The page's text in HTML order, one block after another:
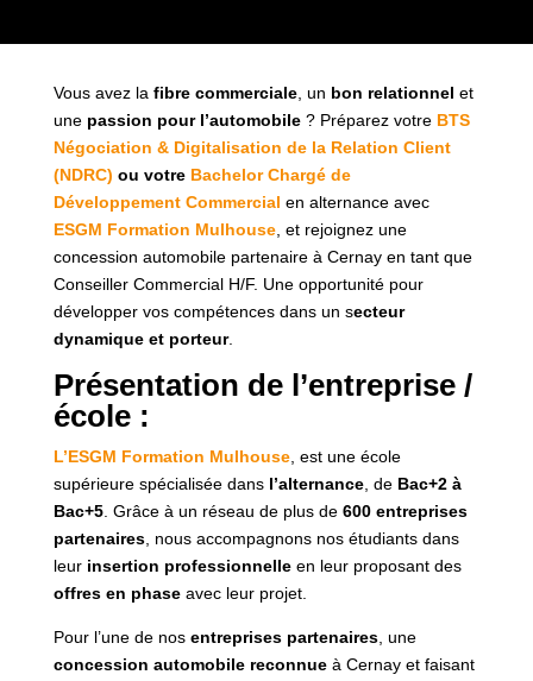
Vous avez la fibre commerciale, un bon relationnel et
une passion pour l’automobile ? Préparez votre BTS
Négociation & Digitalisation de la Relation Client
(NDRC) ou votre Bachelor Chargé de
Développement Commercial en alternance avec
ESGM Formation Mulhouse, et rejoignez une
concession automobile partenaire à Cernay en tant que
Conseiller Commercial H/F. Une opportunité pour
développer vos compétences dans un secteur
dynamique et porteur.
Présentation de l’entreprise /
école :
L’ESGM Formation Mulhouse, est une école
supérieure spécialisée dansl’alternance, de Bac+2 à
Bac+5. Grâce à un réseau de plus de 600 entreprises
partenaires, nous accompagnons nos étudiants dans
leurinsertion professionnelleen leur proposant des
offres en phaseavec leur projet.
Pour l’une de nos entreprises partenaires, une
concession automobile reconnueà Cernay et faisant